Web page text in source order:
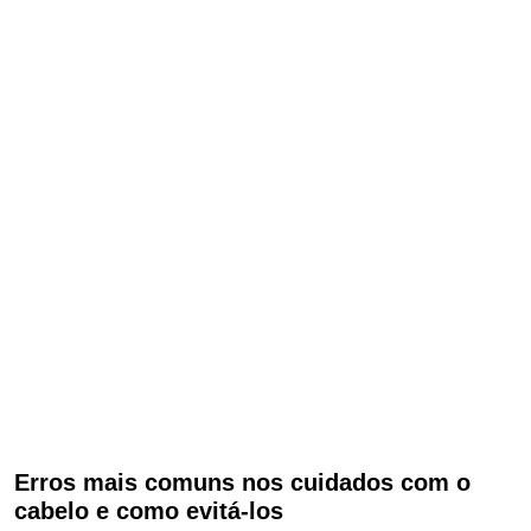
Erros mais comuns nos cuidados com o
cabelo e como evitá-los